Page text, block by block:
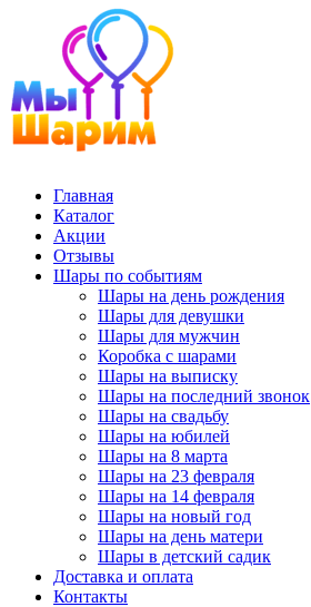
Главная
Каталог
Акции
Отзывы
Шары по событиям
Шары на день рождения
Шары для девушки
Шары для мужчин
Коробка с шарами
Шары на выписку
Шары на последний звонок
Шары на свадьбу
Шары на юбилей
Шары на 8 марта
Шары на 23 февраля
Шары на 14 февраля
Шары на новый год
Шары на день матери
Шары в детский садик
Доставка и оплата
Контакты